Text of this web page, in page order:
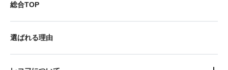
総合TOP
選ばれる理由